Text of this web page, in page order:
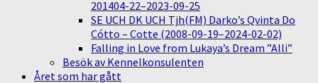
201404-22–2023-09-25
SE UCH DK UCH Tjh(FM) Darko’s Qvinta Do
Cótto – Cotte (2008-09-19–2024-02-02)
Falling in Love from Lukaya’s Dream ”Alli”
Besök av Kennelkonsulenten
Året som har gått